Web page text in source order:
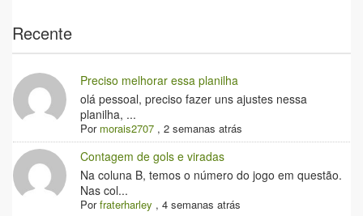
Recente
Preciso melhorar essa planilha
olá pessoal, preciso fazer uns ajustes nessa
planilha, ...
Por morais2707 ,2 semanas atrás
Contagem de gols e viradas
Na coluna B, temos o número do jogo em questão.
Nas col...
Porfraterharley ,4 semanas atrás